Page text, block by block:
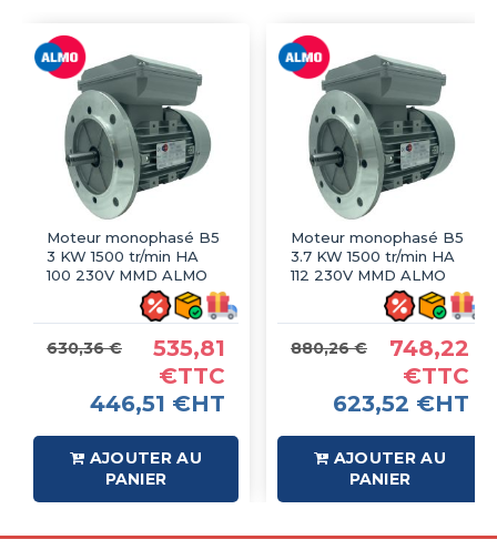
Moteur monophasé B5
3 KW 1500 tr/min HA
100 230V MMD ALMO
630,36 €
535,81
€TTC
446,51 €HT
AJOUTER AU
PANIER
Moteur monophasé B5
3.7 KW 1500 tr/min HA
112 230V MMD ALMO
880,26 €
748,22
€TTC
623,52 €HT
AJOUTER AU
PANIER